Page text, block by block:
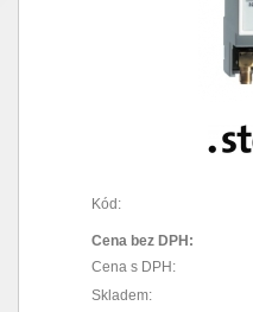
Kód:
Cena bez DPH:
Cena s DPH:
Skladem: